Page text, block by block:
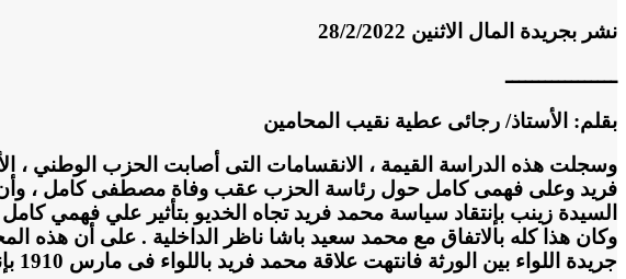
نشر بجريدة المال الاثنين 28/2/2022
ـــــــــــــــــ
بقلم: الأستاذ/ رجائى عطية نقيب المحامين
وسجلت هذه الدراسة القيمة ، الانقسامات التى أصابت الحزب الوطني ،
فريد وعلى فهمى كامل حول رئاسة الحزب عقب وفاة مصطفى كامل ، وأن
السيدة زينب بإنتقاد سياسة محمد فريد تجاه الخديو بتأثير علي فهمي
وكان هذا كله بالاتفاق مع محمد سعيد باشا ناظر الداخلية . على أن
جريدة اللواء بين الورثة فانتهت علاقة محمد فريد باللواء فى مارس 1910 بإنشاء جريدة « العلم » حيث أخذت « اللواء » تطعن فى سياسة محمد فريد بعد ذلك .